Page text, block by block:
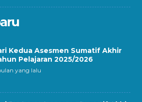
Kedua Asesmen Sumatif Akhir
Pelajaran 2025/2026
yang lalu